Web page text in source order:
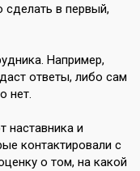
сделать в первый,
Например,
ответы, либо сам
нет.
наставника и
контактировали с
о том, на какой